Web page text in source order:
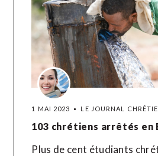
1 MAI 2023 LE JOURNAL
103 chrétiens arrêtés en
Plus de cent étudiants